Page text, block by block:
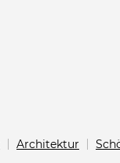
Architektur